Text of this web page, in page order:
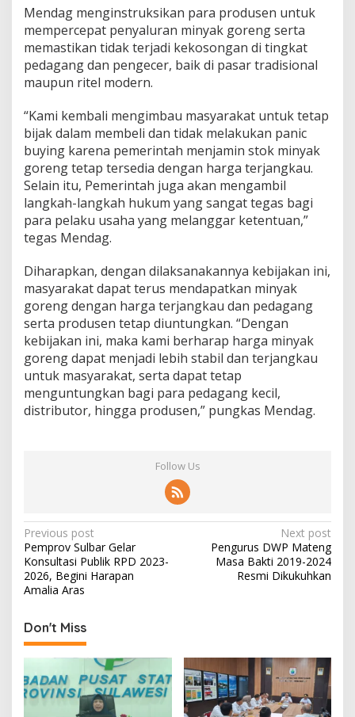
Mendag menginstruksikan para produsen untuk
mempercepat penyaluran minyak goreng serta
memastikan tidak terjadi kekosongan di tingkat
pedagang dan pengecer, baik di pasar tradisional
maupun ritel modern.
“Kami kembali mengimbau masyarakat untuk tetap
bijak dalam membeli dan tidak melakukan panic
buying karena pemerintah menjamin stok minyak
goreng tetap tersedia dengan harga terjangkau.
Selain itu, Pemerintah juga akan mengambil
langkah-langkah hukum yang sangat tegas bagi
para pelaku usaha yang melanggar ketentuan,”
tegas Mendag.
Diharapkan, dengan dilaksanakannya kebijakan ini,
masyarakat dapat terus mendapatkan minyak
goreng dengan harga terjangkau dan pedagang
serta produsen tetap diuntungkan. “Dengan
kebijakan ini, maka kami berharap harga minyak
goreng dapat menjadi lebih stabil dan terjangkau
untuk masyarakat, serta dapat tetap
menguntungkan bagi para pedagang kecil,
distributor, hingga produsen,” pungkas Mendag.
Follow Us
P
o
s
t
n
a
v
i
Previous post
Pemprov Sulbar Gelar
Konsultasi Publik RPD 2023-
2026, Begini Harapan
Amalia Aras
Next post
Pengurus DWP Mateng
Masa Bakti 2019-2024
Resmi Dikukuhkan
Don't Miss